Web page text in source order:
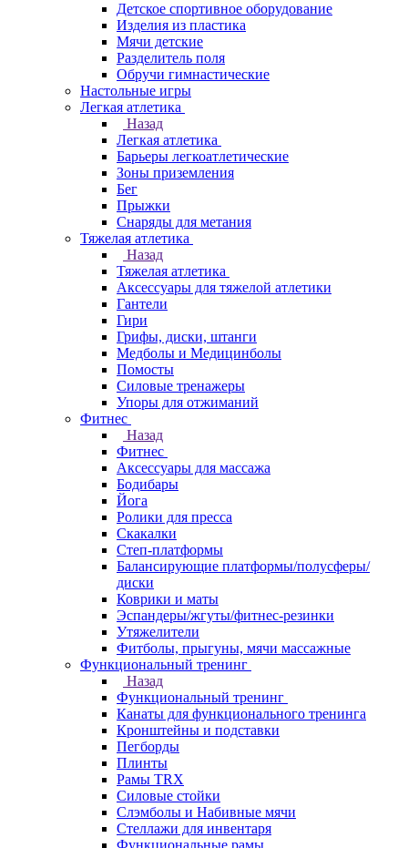
Детское спортивное оборудование
Изделия из пластика
Мячи детские
Разделитель поля
Обручи гимнастические
Настольные игры
Легкая атлетика
Назад
Легкая атлетика
Барьеры легкоатлетические
Зоны приземления
Бег
Прыжки
Снаряды для метания
Тяжелая атлетика
Назад
Тяжелая атлетика
Аксессуары для тяжелой атлетики
Гантели
Гири
Грифы, диски, штанги
Медболы и Медицинболы
Помосты
Силовые тренажеры
Упоры для отжиманий
Фитнес
Назад
Фитнес
Аксессуары для массажа
Бодибары
Йога
Ролики для пресса
Скакалки
Степ-платформы
Балансирующие платформы/полусферы/
диски
Коврики и маты
Эспандеры/жгуты/фитнес-резинки
Утяжелители
Фитболы, прыгуны, мячи массажные
Функциональный тренинг
Назад
Функциональный тренинг
Канаты для функционального тренинга
Кронштейны и подставки
Пегборды
Плинты
Рамы TRX
Силовые стойки
Слэмболы и Набивные мячи
Стеллажи для инвентаря
Функциональные рамы